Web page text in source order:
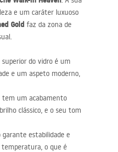
e um caráter luxuoso
Gold faz da zona de
do vidro é um
e um aspeto moderno,
tem um acabamento
clássico, e o seu tom
garante estabilidade e
temperatura, o que é